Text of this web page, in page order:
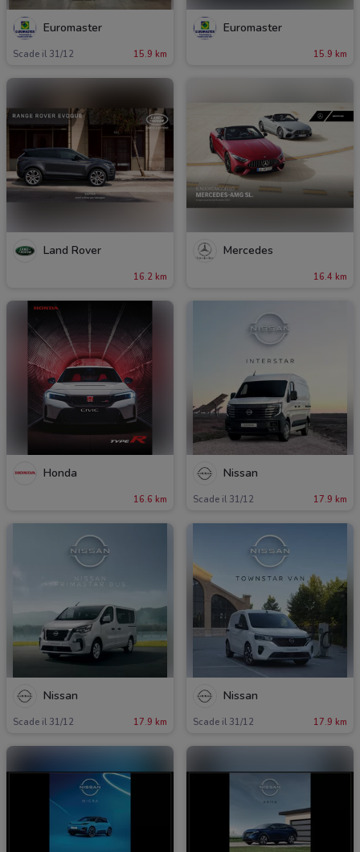
Euromaster
Scade il 31/12 15.9 km
Euromaster
15.9 km
Land Rover
16.2 km
Mercedes
16.4 km
Honda
16.6 km
Nissan
Scade il 31/12 17.9 km
Nissan
Scade il 31/12 17.9 km
Nissan
Scade il 31/12 17.9 km